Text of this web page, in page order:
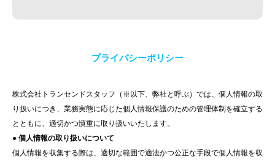
プライバシーポリシー
株式会社トランセンドスタッフ（※以下、弊社と呼ぶ）では、個人情報の取
り扱いにつき、業務実態に応じた個人情報保護のための管理体制を確立する
とともに、適切かつ慎重に取り扱いいたします。
● 個人情報の取り扱いについて
個人情報を収集する際は、適切な範囲で適法かつ公正な手段で個人情報を収